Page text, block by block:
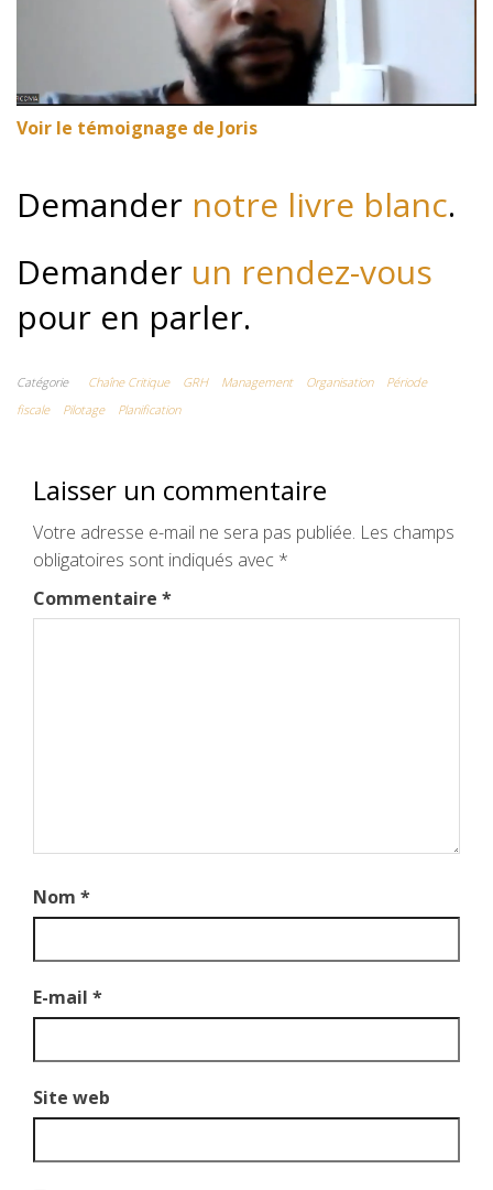
Voir le témoignage de Joris
Demander notre livre blanc.
Demander un rendez-vous
pour en parler.
Catégorie Chaîne Critique GRH Management Organisation
Période
fiscale
Pilotage Planification
Laisser un commentaire
Votre adresse e-mail ne sera pas publiée. Les champs
obligatoires sont indiqués avec *
Commentaire *
Nom *
E-mail *
Site web